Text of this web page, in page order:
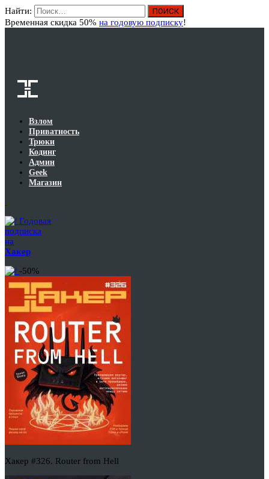
Найти:
Временная скидка 50% на годовую подписку!
Взлом
Приватность
Трюки
Кодинг
Админ
Geek
Магазин
Годовая
подписка
на
Хакер
-50%
Хакер #326. Router from Hell